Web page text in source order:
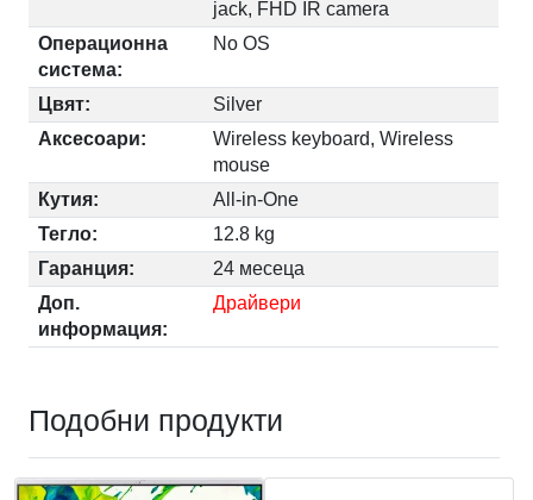
jack, FHD IR camera
Операционна
система:
No OS
Цвят:
Silver
Аксесоари:
Wireless keyboard, Wireless
mouse
Кутия:
All-in-One
Тегло:
12.8 kg
Гаранция:
24 месеца
Доп.
информация:
Драйвери
Подобни продукти